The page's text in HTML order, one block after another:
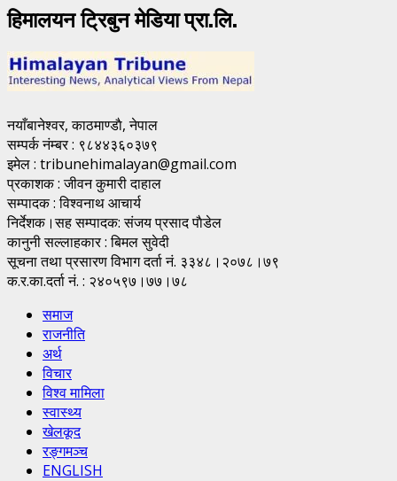
हिमालयन ट्रिबुन मेडिया प्रा.लि.
नयाँबानेश्वर, काठमाण्डाै, नेपाल
सम्पर्क नंम्बर : ९८४४३६०३७९
इमेल : tribunehimalayan@gmail.com
प्रकाशक : जीवन कुमारी दाहाल
सम्पादक : विश्वनाथ आचार्य
निर्देशक।सह सम्पादक: संजय प्रसाद पाैडेल
कानुनी सल्लाहकार : बिमल सुवेदी
सूचना तथा प्रसारण विभाग दर्ता नं. ३३४८।२०७८।७९
क.र.का.दर्ता नं. : २४०५९७।७७।७८
समाज
राजनीति
अर्थ
विचार
विश्व मामिला
स्वास्थ्य
खेलकूद
रङ्गमञ्च
ENGLISH